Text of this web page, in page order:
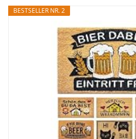
BESTSELLER NR. 2